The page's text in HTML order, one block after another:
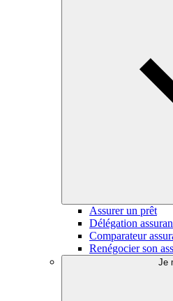
Assurer un prêt
Délégation
Comparateur
Renégocier son
Je